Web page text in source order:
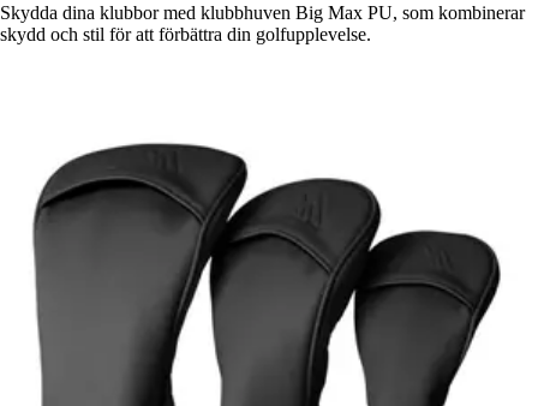
Skydda dina klubbor med klubbhuven Big Max PU, som kombinerar
skydd och stil för att förbättra din golfupplevelse.